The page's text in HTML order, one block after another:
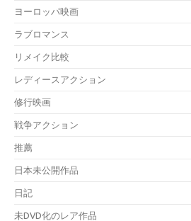
ヨーロッパ映画
ラブロマンス
リメイク比較
レディースアクション
修行映画
戦争アクション
推薦
日本未公開作品
日記
未DVD化のレア作品